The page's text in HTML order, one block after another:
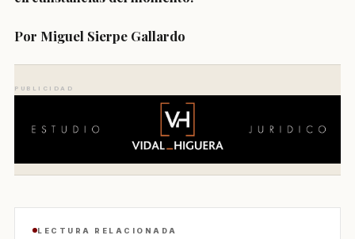
Por Miguel Sierpe Gallardo
PUBLICIDAD
LECTURA RELACIONADA